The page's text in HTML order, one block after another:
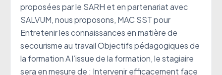
proposées par le SARH et en partenariat avec
SALVUM, nous proposons, MAC SST pour
Entretenir les connaissances en matière de
secourisme au travail Objectifs pédagogiques de
la formation A l’issue de la formation, le stagiaire
sera en mesure de : Intervenir efficacement face